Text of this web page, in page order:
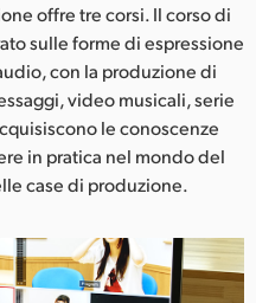
offre tre corsi. Il corso di
sulle forme di espressione
con la produzione di
video musicali, serie
le conoscenze
in pratica nel mondo del
case di produzione.